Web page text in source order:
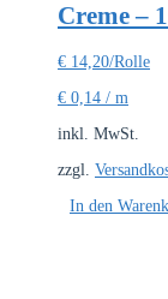
Creme –
€ 14,20/Rolle
€ 0,14 / m
inkl. MwSt.
zzgl.
In den